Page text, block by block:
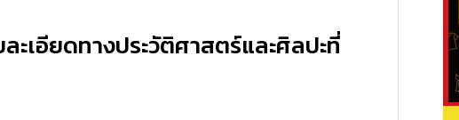
ะเอียดทางประวัติศาสตร์และศิลปะที่